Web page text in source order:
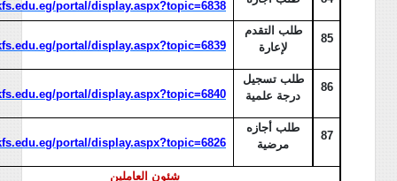
portal/display.aspx?topic=6838
85
طلب التقدم
لإعارة
portal/display.aspx?topic=6839
86
طلب تسجيل
درجة علمية
portal/display.aspx?topic=6840
87
طلب أجازه
مرضية
portal/display.aspx?topic=6826
شئون العاملين